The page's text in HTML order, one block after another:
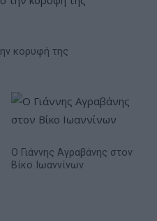
κορυφή της
Ο Γιάννης Αγραβάνης στον
Βίκο Ιωαννίνων